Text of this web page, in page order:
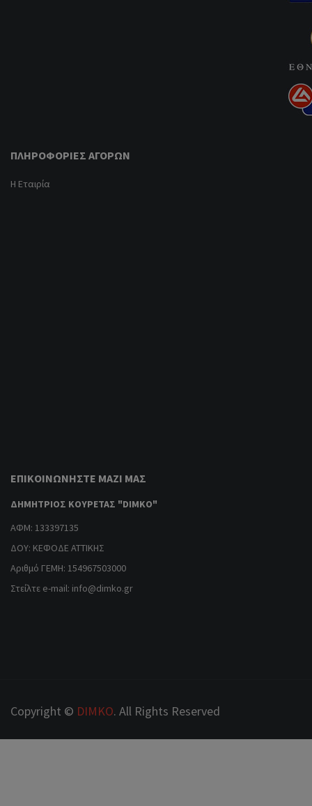
ΠΛΗΡΟΦΟΡΊΕΣ ΑΓΟΡΏΝ
Η Εταιρία
ΕΠΙΚΟΙΝΩΝΉΣΤΕ ΜΑΖΊ ΜΑΣ
ΔΗΜΗΤΡΙΟΣ ΚΟΥΡΕΤΑΣ "DIMKO"
ΑΦΜ: 133397135
ΔΟΥ: ΚΕΦΟΔΕ ΑΤΤΙΚΗΣ
Αριθμό ΓΕΜΗ: 154967503000
Στείλτε e-mail: info@dimko.gr
Copyright © DIMKO. All Rights Reserved